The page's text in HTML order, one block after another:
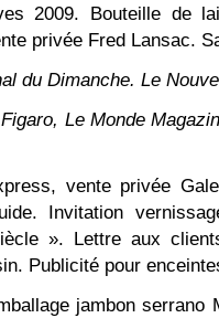
2009. Bouteille de
privée Fred Lansac.
du Dimanche. Le
Le Monde
vente privée
Invitation
». Lettre aux
Publicité pour
jambon serrano